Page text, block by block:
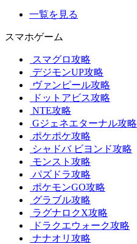
一覧を見る
スマホゲーム
スマグロ攻略
デジモンUP攻略
ヴァンピール攻略
ドットアビス攻略
NTE攻略
Gジェネエターナル攻略
ポケポケ攻略
シャドバ ビヨンド攻略
モンスト攻略
パズドラ攻略
ポケモンGO攻略
グラブル攻略
ラグナロクX攻略
ドラクエウォーク攻略
ナナオリ攻略